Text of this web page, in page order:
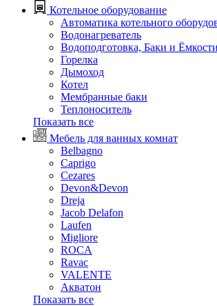
Котельное оборудование
Автоматика котельного
Водонагреватель
Водоподготовка, Баки и Ёмкости
Горелка
Дымоход
Котел
Мембранные баки
Теплоноситель
Показать все
Мебель для ванных комнат
Belbagno
Caprigo
Cezares
Devon&Devon
Dreja
Jacob Delafon
Laufen
Migliore
ROCA
Rаvac
VALENTE
Акватон
Показать все